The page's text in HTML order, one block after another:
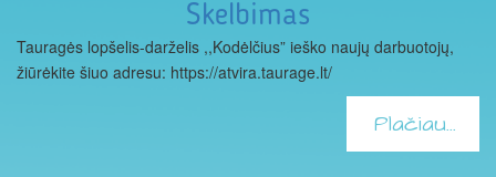
Skelbimas
Tauragės lopšelis-darželis ,,Kodėlčius” ieško naujų darbuotojų,
žiūrėkite šiuo adresu: https://atvira.taurage.lt/
Plačiau...